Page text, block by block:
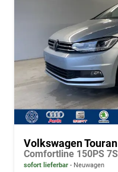
Volkswagen Touran
sofort lieferbar Neuwagen